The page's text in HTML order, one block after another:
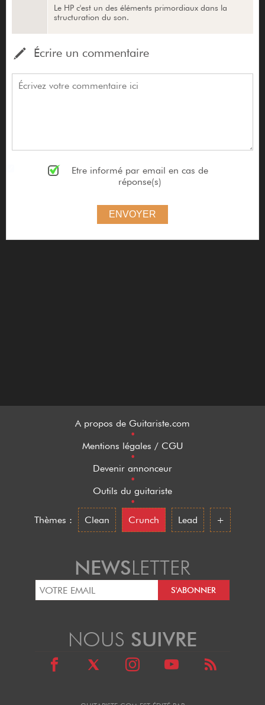
Le HP c'est un des éléments primordiaux dans la
structuration du son.
Écrire un commentaire
Etre informé par email en cas de
réponse(s)
ENVOYER
A propos de Guitariste.com
•
Mentions légales / CGU
•
Devenir annonceur
•
Outils du guitariste
•
Thèmes :
Clean Crunch Lead +
NEWSLETTER
NOUS SUIVRE